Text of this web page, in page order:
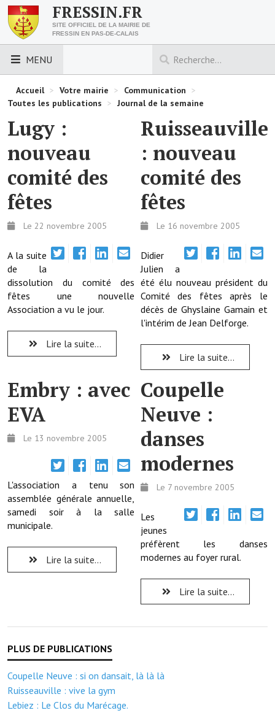
FRESSIN.FR
SITE OFFICIEL DE LA MAIRIE DE
FRESSIN EN PAS-DE-CALAIS
MENU
LES ESSENTIELS
Venir à Fressin
Urbanisme
ACCÈS RAPIDE
Démarches administratives
Fêtes et manifestations
Terrains et maisons à vendre
Elus et agents
L'équipe municipale
Le personnel municipal
Les moyens financiers
Note de synthèse financière
Rapport d'orientation budgétaire
Projets et travaux en cours
Procès verbaux des conseils municipaux
Communication
Le bulletin municipal : Fressinfo & Le Fressinois
Accueil > Votre mairie > Communication >
Toutes les publications > Journal de la semaine
Lugy :
nouveau
comité des
fêtes
Le 22 novembre 2005
A la suite
de la
dissolution du comité des
fêtes une nouvelle
Association a vu le jour.
Lire la suite...
Ruisseauville
: nouveau
comité des
fêtes
Le 16 novembre 2005
Didier
Julien a
été élu nouveau président du
Comité des fêtes après le
décès de Ghyslaine Gamain et
l'intérim de Jean Delforge.
Lire la suite...
Embry : avec
EVA
Le 13 novembre 2005
L'association a tenu son
assemblée générale annuelle,
samedi soir à la salle
municipale.
Lire la suite...
Coupelle
Neuve :
danses
modernes
Le 7 novembre 2005
Les
jeunes
préfèrent les danses
modernes au foyer rural.
Lire la suite...
Coupelle Neuve : si on dansait, là là là
Ruisseauville : vive la gym
Lebiez : Le Clos du Marécage.